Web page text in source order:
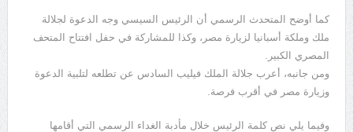
كما أوضح المتحدث الرسمي أن الرئيس السيسي وجه الدعوة لجلالة
ملك وملكة أسبانيا لزيارة مصر، وكذا للمشاركة في حفل افتتاح المتحف
المصري الكبير.
ومن جانبه، أعرب جلالة الملك فيليب السادس عن تطلعه لتلبية الدعوة
وزيارة مصر في أقرب فرصة.
وفيما يلي نص كلمة الرئيس خلال مأدبة الغداء الرسمي التي أقامها